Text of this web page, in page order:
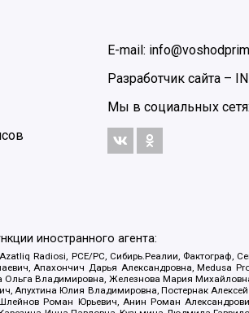
E-mail:
Разработчик сайта –
Мы в социальных
иностранного агента:
Radiosi, PCE/PC, Сибирь.Реалии, Фактограф,
Апахончич Дарья Александровна, Medusa
Владимировна, Железнова Мария
Юлия Владимировна, Постернак
Роман Юрьевич, Анин Роман